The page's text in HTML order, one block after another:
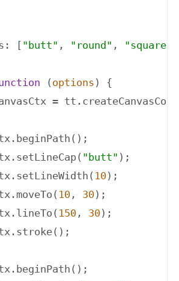
: [ "butt" , "round" , "square"
( options ) {
=
"butt" );
10);
10 , 30);
150 , 30);